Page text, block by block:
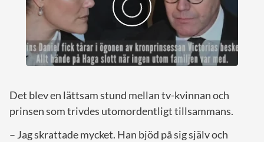
Det blev en lättsam stund mellan tv-kvinnan och
prinsen som trivdes utomordentligt tillsammans.
– Jag skrattade mycket. Han bjöd på sig själv och